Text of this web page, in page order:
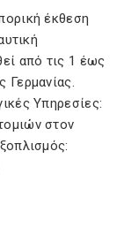
έκθεση
από τις 1 έως
Γερμανίας.
Υπηρεσίες:
στον